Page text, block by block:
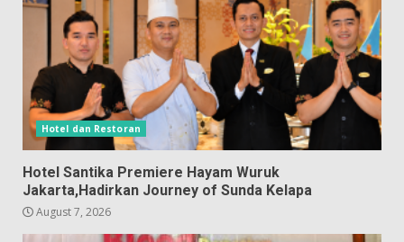
Hotel dan Restoran
Hotel Santika Premiere Hayam Wuruk
Jakarta,Hadirkan Journey of Sunda Kelapa
August 7, 2026